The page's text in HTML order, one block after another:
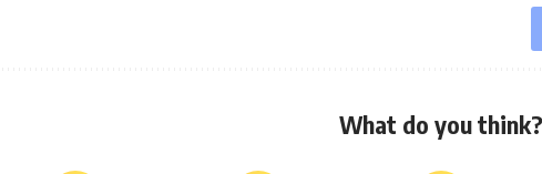
What do you think?